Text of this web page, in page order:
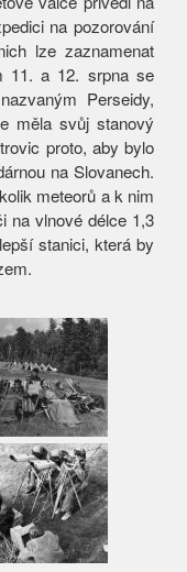
na pozorování
lze zaznamenat
11. a 12. srpna se
Perseidy,
měla svůj stanový
proto, aby bylo
na Slovanech.
meteorů a k nim
na vlnové délce 1,3
stanici, která by